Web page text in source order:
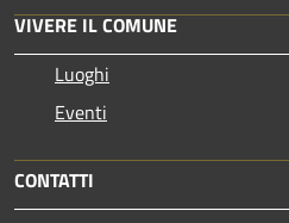
VIVERE IL COMUNE
Luoghi
Eventi
CONTATTI